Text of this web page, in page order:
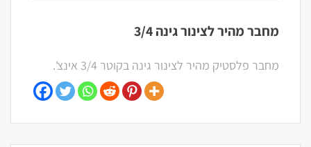
מחבר מהיר לצינור גינה 3/4
מחבר פלסטיק מהיר לצינור גינה בקוטר 3/4 אינצ'.